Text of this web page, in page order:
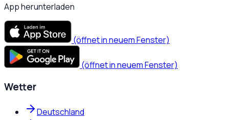
App herunterladen
(öffnet in neuem Fenster)
(öffnet in neuem Fenster)
Wetter
Deutschland